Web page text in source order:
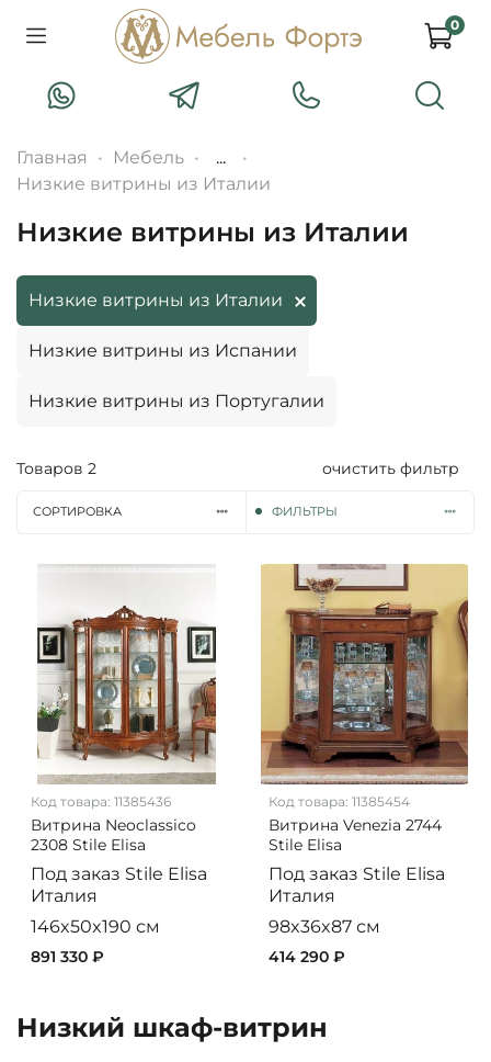
0
Главная Мебель
...
Низкие витрины из Италии
Низкие витрины из Италии
Низкие витрины из Италии
Низкие витрины из Испании
Низкие витрины из Португалии
Товаров 2 очистить фильтр
СОРТИРОВКА ФИЛЬТРЫ
Код товара: 11385436
Витрина Neoclassico
2308 Stile Elisa
Под заказ Stile Elisa
Италия
146x50x190 см
891 330 ₽
Код товара: 11385454
Витрина Venezia 2744
Stile Elisa
Под заказ Stile Elisa
Италия
98x36x87 см
414 290 ₽
Низкий шкаф-витрин